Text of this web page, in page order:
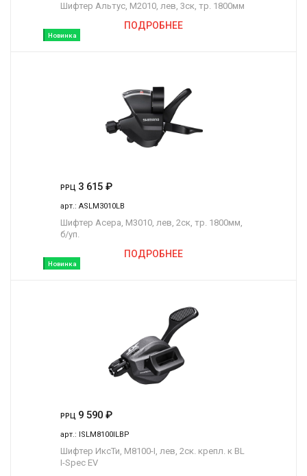
Новинка
Шифтер Альтус, M2010, лев, 3ск, тр. 1800мм
ПОДРОБНЕЕ
Новинка
РРЦ 3 615 ₽
арт.: ASLM3010LB
Шифтер Асера, M3010, лев, 2ск, тр. 1800мм,
б/уп.
ПОДРОБНЕЕ
РРЦ 9 590 ₽
арт.: ISLM8100ILBP
Шифтер ИксТи, M8100-I, лев, 2ск. крепл. к BL
I-Spec EV